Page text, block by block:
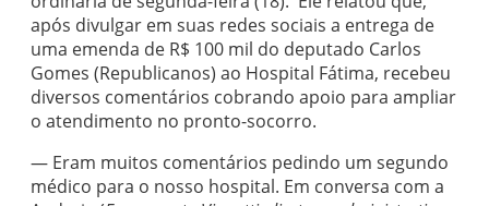
após divulgar em suas redes sociais a entrega de
uma emenda de R$ 100 mil do deputado Carlos
Gomes (Republicanos) ao Hospital Fátima, recebeu
diversos comentários cobrando apoio para ampliar
o atendimento no pronto-socorro.
— Eram muitos comentários pedindo um segundo
médico para o nosso hospital. Em conversa com a